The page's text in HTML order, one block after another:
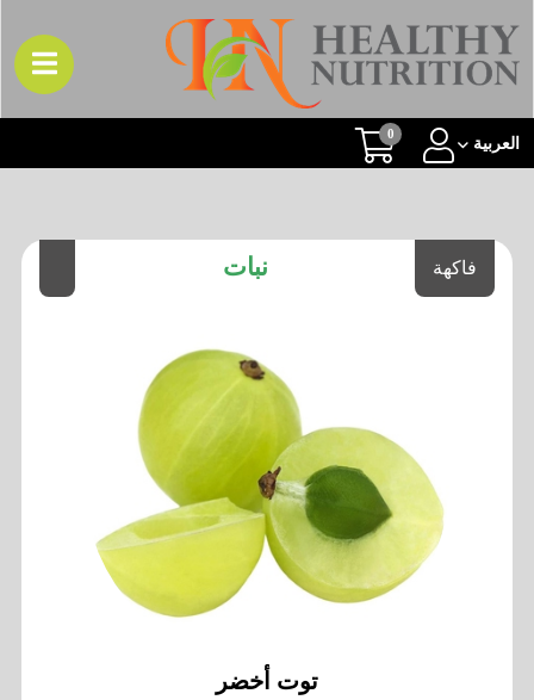
0
العربیة
نبات فاكهة
توت أخضر